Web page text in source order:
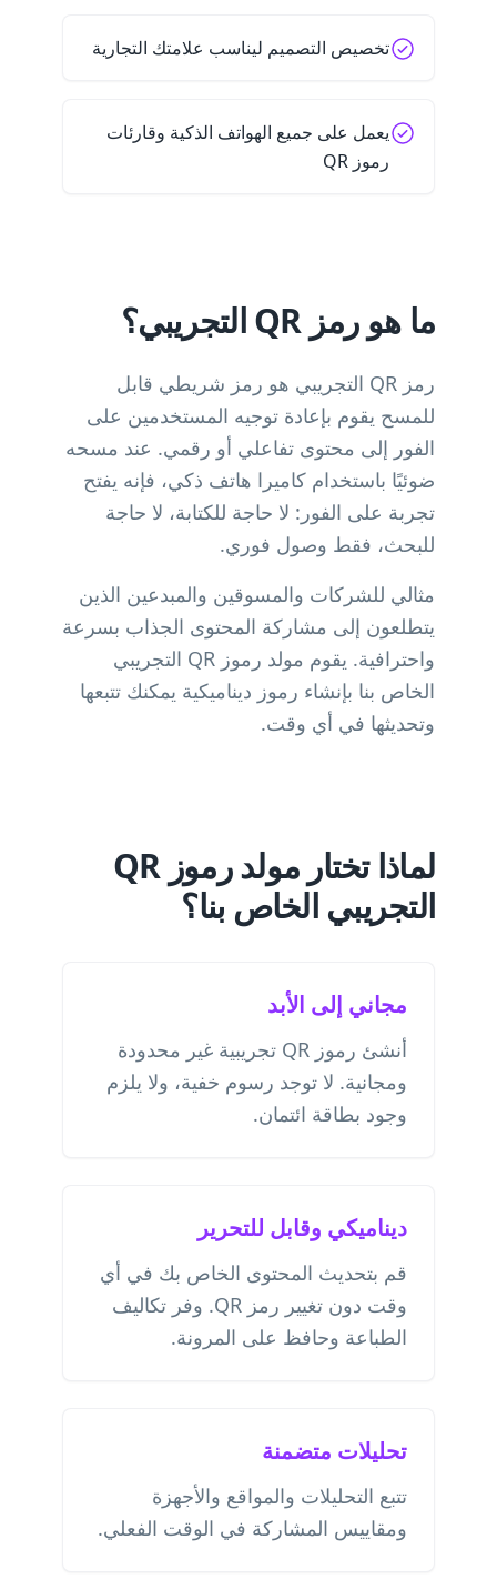
تخصيص التصميم ليناسب علامتك التجارية
يعمل على جميع الهواتف الذكية وقارئات
رموز QR
ما هو رمز QR التجريبي؟
رمز QR التجريبي هو رمز شريطي قابل
للمسح يقوم بإعادة توجيه المستخدمين على
الفور إلى محتوى تفاعلي أو رقمي. عند مسحه
ضوئيًا باستخدام كاميرا هاتف ذكي، فإنه يفتح
تجربة على الفور: لا حاجة للكتابة، لا حاجة
للبحث، فقط وصول فوري.
مثالي للشركات والمسوقين والمبدعين الذين
يتطلعون إلى مشاركة المحتوى الجذاب بسرعة
واحترافية. يقوم مولد رموز QR التجريبي
الخاص بنا بإنشاء رموز ديناميكية يمكنك تتبعها
وتحديثها في أي وقت.
لماذا تختار مولد رموز QR
التجريبي الخاص بنا؟
مجاني إلى الأبد
أنشئ رموز QR تجريبية غير محدودة
ومجانية. لا توجد رسوم خفية، ولا يلزم
وجود بطاقة ائتمان.
ديناميكي وقابل للتحرير
قم بتحديث المحتوى الخاص بك في أي
وقت دون تغيير رمز QR. وفر تكاليف
الطباعة وحافظ على المرونة.
تحليلات متضمنة
تتبع التحليلات والمواقع والأجهزة
ومقاييس المشاركة في الوقت الفعلي.